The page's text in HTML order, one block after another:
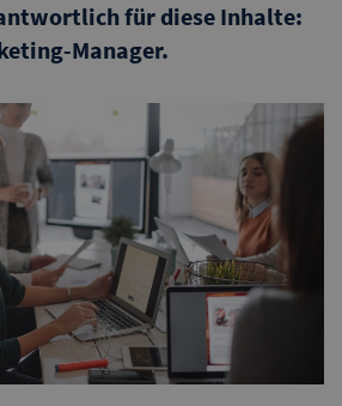
für diese Inhalte:
Manager.